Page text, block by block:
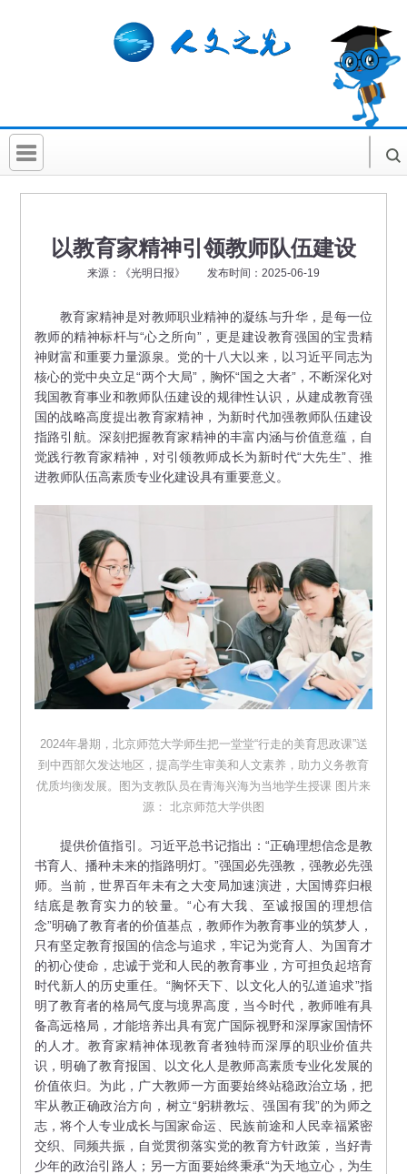
首 页
社科讲堂
科普活动
以教育家精神引领教师队伍建设
来源：《光明日报》 发布时间：2025-06-19
教育家精神是对教师职业精神的凝练与升华，是每一位
教师的精神标杆与“心之所向”，更是建设教育强国的宝贵精
神财富和重要力量源泉。党的十八大以来，以习近平同志为
核心的党中央立足“两个大局”，胸怀“国之大者”，不断深化对
我国教育事业和教师队伍建设的规律性认识，从建成教育强
国的战略高度提出教育家精神，为新时代加强教师队伍建设
指路引航。深刻把握教育家精神的丰富内涵与价值意蕴，自
觉践行教育家精神，对引领教师成长为新时代“大先生”、推
进教师队伍高素质专业化建设具有重要意义。
2024年暑期，北京师范大学师生把一堂堂“行走的美育思政课”送
到中西部欠发达地区，提高学生审美和人文素养，助力义务教育
优质均衡发展。图为支教队员在青海兴海为当地学生授课 图片来
源： 北京师范大学供图
提供价值指引。习近平总书记指出：“正确理想信念是教
书育人、播种未来的指路明灯。”强国必先强教，强教必先强
师。当前，世界百年未有之大变局加速演进，大国博弈归根
结底是教育实力的较量。“心有大我、至诚报国的理想信
念”明确了教育者的价值基点，教师作为教育事业的筑梦人，
只有坚定教育报国的信念与追求，牢记为党育人、为国育才
的初心使命，忠诚于党和人民的教育事业，方可担负起培育
时代新人的历史重任。“胸怀天下、以文化人的弘道追求”指
明了教育者的格局气度与境界高度，当今时代，教师唯有具
备高远格局，才能培养出具有宽广国际视野和深厚家国情怀
的人才。教育家精神体现教育者独特而深厚的职业价值共
识，明确了教育报国、以文化人是教师高素质专业化发展的
价值依归。为此，广大教师一方面要始终站稳政治立场，把
牢从教正确政治方向，树立“躬耕教坛、强国有我”的为师之
志，将个人专业成长与国家命运、民族前途和人民幸福紧密
交织、同频共振，自觉贯彻落实党的教育方针政策，当好青
少年的政治引路人；另一方面要始终秉承“为天地立心，为生